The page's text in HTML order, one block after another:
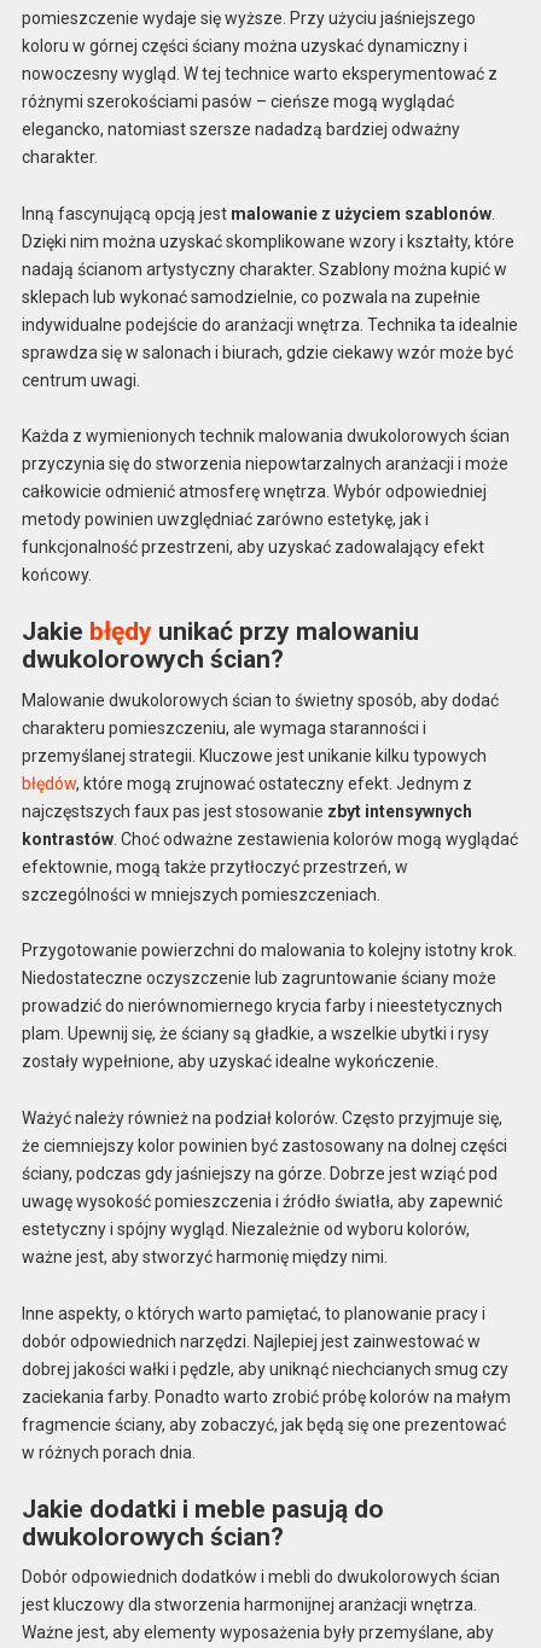
pomieszczenie wydaje się wyższe. Przy użyciu jaśniejszego
koloru w górnej części ściany można uzyskać dynamiczny i
nowoczesny wygląd. W tej technice warto eksperymentować z
różnymi szerokościami pasów – cieńsze mogą wyglądać
elegancko, natomiast szersze nadadzą bardziej odważny
charakter.
Inną fascynującą opcją jest malowanie z użyciem szablonów.
Dzięki nim można uzyskać skomplikowane wzory i kształty, które
nadają ścianom artystyczny charakter. Szablony można kupić w
sklepach lub wykonać samodzielnie, co pozwala na zupełnie
indywidualne podejście do aranżacji wnętrza. Technika ta idealnie
sprawdza się w salonach i biurach, gdzie ciekawy wzór może być
centrum uwagi.
Każda z wymienionych technik malowania dwukolorowych ścian
przyczynia się do stworzenia niepowtarzalnych aranżacji i może
całkowicie odmienić atmosferę wnętrza. Wybór odpowiedniej
metody powinien uwzględniać zarówno estetykę, jak i
funkcjonalność przestrzeni, aby uzyskać zadowalający efekt
końcowy.
Jakie błędyunikać przy malowaniu
dwukolorowych ścian?
Malowanie dwukolorowych ścian to świetny sposób, aby dodać
charakteru pomieszczeniu, ale wymaga staranności i
przemyślanej strategii. Kluczowe jest unikanie kilku typowych
błędów, które mogą zrujnować ostateczny efekt. Jednym z
najczęstszych faux pas jest stosowanie zbyt intensywnych
kontrastów. Choć odważne zestawienia kolorów mogą wyglądać
efektownie, mogą także przytłoczyć przestrzeń, w
szczególności w mniejszych pomieszczeniach.
Przygotowanie powierzchni do malowania to kolejny istotny krok.
Niedostateczne oczyszczenie lub zagruntowanie ściany może
prowadzić do nierównomiernego krycia farby i nieestetycznych
plam. Upewnij się, że ściany są gładkie, a wszelkie ubytki i rysy
zostały wypełnione, aby uzyskać idealne wykończenie.
Ważyć należy również na podział kolorów. Często przyjmuje się,
że ciemniejszy kolor powinien być zastosowany na dolnej części
ściany, podczas gdy jaśniejszy na górze. Dobrze jest wziąć pod
uwagę wysokość pomieszczenia i źródło światła, aby zapewnić
estetyczny i spójny wygląd. Niezależnie od wyboru kolorów,
ważne jest, aby stworzyć harmonię między nimi.
Inne aspekty, o których warto pamiętać, to planowanie pracy i
dobór odpowiednich narzędzi. Najlepiej jest zainwestować w
dobrej jakości wałki i pędzle, aby uniknąć niechcianych smug czy
zaciekania farby. Ponadto warto zrobić próbę kolorów na małym
fragmencie ściany, aby zobaczyć, jak będą się one prezentować
w różnych porach dnia.
Jakie dodatki i meble pasują do
dwukolorowych ścian?
Dobór odpowiednich dodatków i mebli do dwukolorowych ścian
jest kluczowy dla stworzenia harmonijnej aranżacji wnętrza.
Ważne jest, aby elementy wyposażenia były przemyślane, aby